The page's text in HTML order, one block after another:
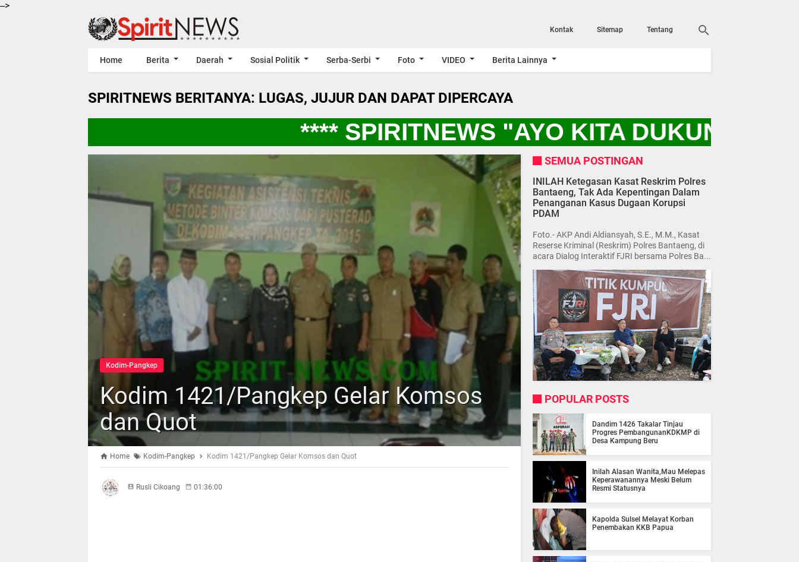
-->
Kontak Sitemap Tentang
Home Berita Daerah Sosial Politik Serba-Serbi Foto VIDEO Berita Lainnya
SPIRITNEWS BERITANYA: LUGAS, JUJUR DAN DAPAT DIPERCAYA
**** SPIRITNEWS "AYO KITA DUKUNG
Kodim-Pangkep
Kodim 1421/Pangkep Gelar Komsos
dan Quot
Home Kodim-Pangkep Kodim 1421/Pangkep Gelar Komsos dan Quot
Rusli Cikoang 01:36:00
SEMUA POSTINGAN
INILAH Ketegasan Kasat Reskrim Polres
Bantaeng, Tak Ada Kepentingan Dalam
Penanganan Kasus Dugaan Korupsi
PDAM
Foto.- AKP Andi Aldiansyah, S.E., M.M., Kasat
Reserse Kriminal (Reskrim) Polres Bantaeng, di
acara Dialog Interaktif FJRI bersama Polres Ba...
POPULAR POSTS
Dandim 1426 Takalar Tinjau
Progres PembangunanKDKMP di
Desa Kampung Beru
Inilah Alasan Wanita,Mau Melepas
Keperawanannya Meski Belum
Resmi Statusnya
Kapolda Sulsel Melayat Korban
Penembakan KKB Papua